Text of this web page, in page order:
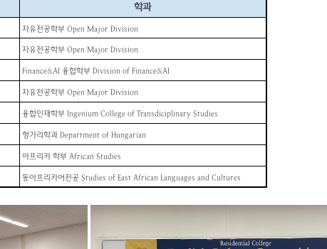
학과
자유전공학부 Open Major Division
자유전공학부 Open Major Division
Finance&AI 융합학부 Division of Finance&AI
자유전공학부 Open Major Division
융합인재학부 Ingenium College of Transdiciplinary Studies
헝가리학과 Department of Hungarian
아프리카 학부 African Studies
동아프리카어전공 Studies of East African Languages and Cultures